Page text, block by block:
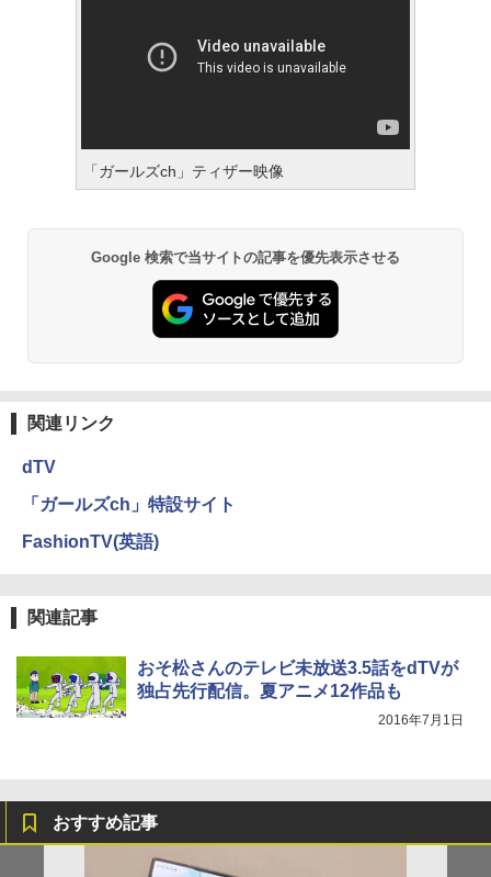
「ガールズch」ティザー映像
Google 検索で当サイトの記事を優先表示させる
関連リンク
dTV
「ガールズch」特設サイト
FashionTV(英語)
関連記事
おそ松さんのテレビ未放送3.5話をdTVが
独占先行配信。夏アニメ12作品も
2016年7月1日
おすすめ記事